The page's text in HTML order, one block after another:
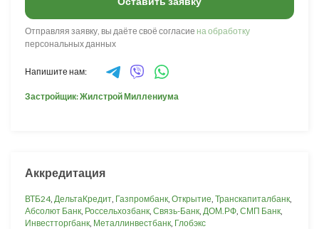
Отправляя заявку, вы даёте своё согласие на обработку
персональных данных
Напишите нам:
Застройщик: Жилстрой Миллениума
Аккредитация
ВТБ24, ДельтаКредит, Газпромбанк, Открытие, Транскапиталбанк,
Абсолют Банк, Россельхозбанк, Связь-Банк, ДОМ.РФ, СМП Банк,
Инвестторгбанк, Металлинвестбанк, Глобэкс